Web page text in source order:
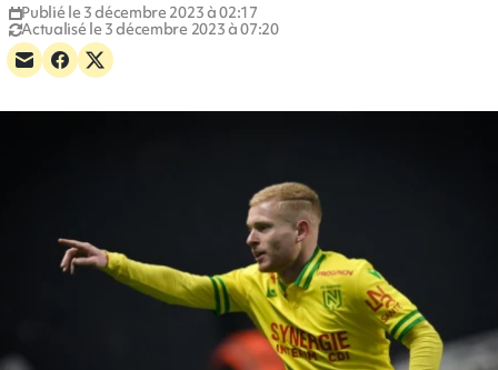
Publié le 3 décembre 2023 à 02:17
Actualisé le 3 décembre 2023 à 07:20